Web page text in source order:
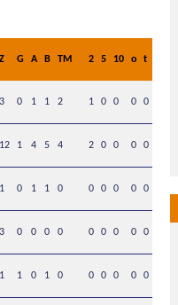
Z G A B TM 2 5 10 o t
3 0 1 1 2 1 0 0 0 0
12 1 4 5 4 2 0 0 0 0
1 0 1 1 0 0 0 0 0 0
3 0 0 0 0 0 0 0 0 0
1 1 0 1 0 0 0 0 0 0